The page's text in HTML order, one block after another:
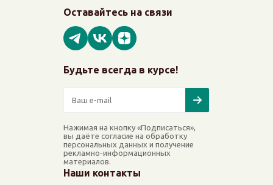
Оставайтесь на связи
Будьте всегда в курсе!
Нажимая на кнопку «Подписаться»,
вы даёте согласие на обработку
персональных данных и получение
рекламно-информационных
материалов.
Наши контакты